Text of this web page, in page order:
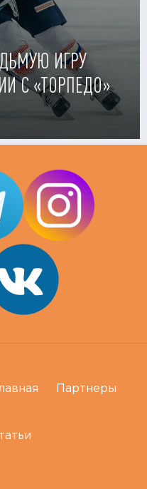
ИГРУ
С «ТОРПЕДО»
Партнеры